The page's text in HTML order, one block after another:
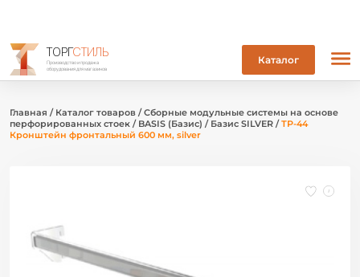
ТОРГСТИЛЬ
Производство и продажа
оборудования для магазинов
Каталог
Главная / Каталог товаров /Сборные модульные системы на основе
перфорированных стоек / BASIS (Базис) / Базис SILVER /ТР-44
Кронштейн фронтальный 600 мм, silver